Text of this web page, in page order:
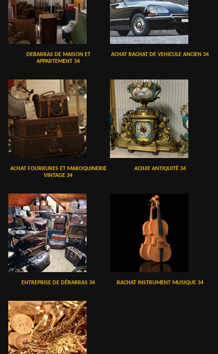
DEBARRAS DE MAISON ET
APPARTEMENT 34
ACHAT RACHAT DE VEHICULE ANCIEN 34
ACHAT FOURRURES ET MAROQUINERIE
VINTAGE 34
ACHAT ANTIQUITÉ 34
ENTREPRISE DE DÉBARRAS 34 RACHAT INSTRUMENT MUSIQUE 34